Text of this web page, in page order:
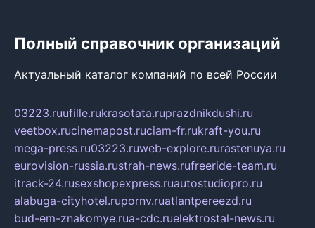
Полный справочник организаций
Актуальный каталог компаний по всей России
03223.ruufille.rukrasotata.ruprazdnikdushi.ru
veetbox.rucinemapost.ruciam-fr.rukraft-you.ru
mega-press.ru03223.ruweb-explore.rurastenuya.ru
eurovision-russia.rustrah-news.rufreeride-team.ru
itrack-24.rusexshopexpress.ruautostudiopro.ru
alabuga-cityhotel.rupornv.ruatlantpereezd.ru
bud-em-znakomye.rua-cdc.ruelektrostal-news.ru